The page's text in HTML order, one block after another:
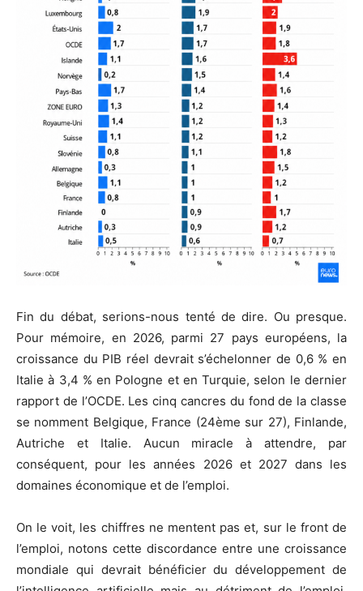
Fin du débat, serions-nous tenté de dire. Ou presque.
Pour mémoire, en 2026, parmi 27 pays européens, la
croissance du PIB réel devrait s’échelonner de 0,6 % en
Italie à 3,4 % en Pologne et en Turquie, selon le dernier
rapport de l’OCDE. Les cinq cancres du fond de la classe
se nomment Belgique, France (24ème sur 27), Finlande,
Autriche et Italie. Aucun miracle à attendre, par
conséquent, pour les années 2026 et 2027 dans les
domaines économique et de l’emploi.
On le voit, les chiffres ne mentent pas et, sur le front de
l’emploi, notons cette discordance entre une croissance
mondiale qui devrait bénéficier du développement de